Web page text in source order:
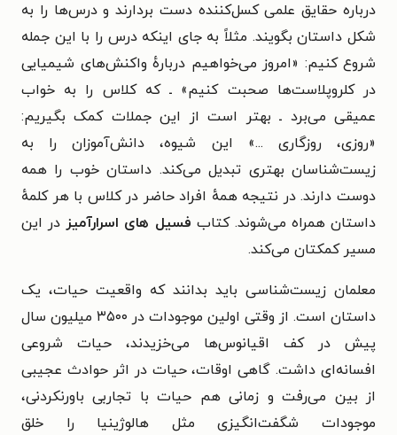
درباره حقایق علمی کسل‌کننده دست بردارند و درس‌ها را به
شکل داستان بگویند. مثلاً به جای اینکه درس را با این جمله
شروع کنیم: «امروز می‌خواهیم دربارهٔ واکنش‌های شیمیایی
در کلروپلاست‌ها صحبت کنیم» ـ که کلاس را به خواب
عمیقی می‌برد ـ بهتر است از این جملات کمک بگیریم:
«روزی، روزگاری ...» این شیوه، دانش‌آموزان را به
زیست‌شناسان بهتری تبدیل می‌کند. داستان خوب را همه
دوست دارند. در نتیجه همهٔ افراد حاضر در کلاس با هر کلمهٔ
داستان همراه می‌شوند.کتاب فسیل های اسرارآمیز در این
مسیر کمکتان می‌کند.
معلمان زیست‌شناسی باید بدانند که واقعیت حیات، یک
داستان است. از وقتی اولین موجودات در ۳۵۰۰ میلیون سال
پیش در کف اقیانوس‌ها می‌خزیدند، حیات شروعی
افسانه‌ای داشت. گاهی اوقات، حیات در اثر حوادث عجیبی
از بین می‌رفت و زمانی هم حیات با تجاربی باورنکردنی،
موجودات شگفت‌انگیزی مثل هالوژینیا را خلق